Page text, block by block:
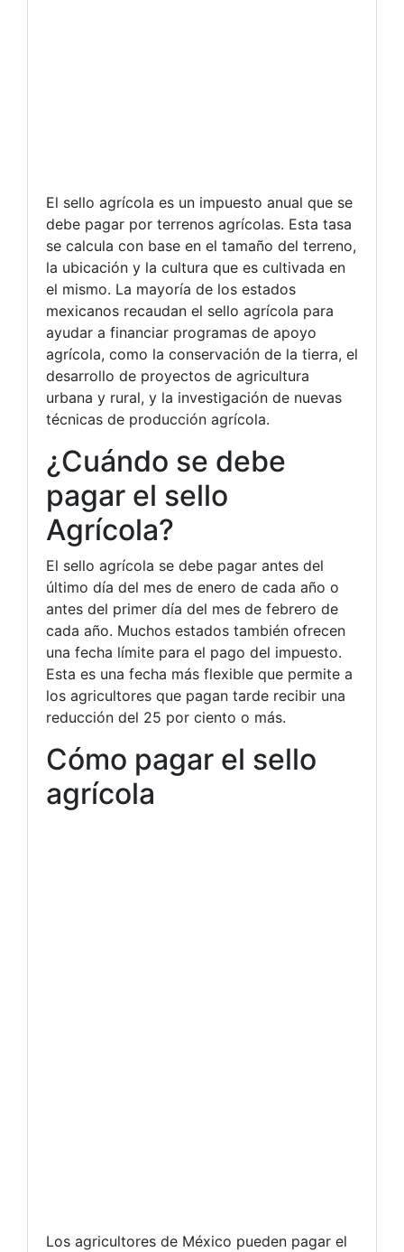
El sello agrícola es un impuesto anual que se
debe pagar por terrenos agrícolas. Esta tasa
se calcula con base en el tamaño del terreno,
la ubicación y la cultura que es cultivada en
el mismo. La mayoría de los estados
mexicanos recaudan el sello agrícola para
ayudar a financiar programas de apoyo
agrícola, como la conservación de la tierra, el
desarrollo de proyectos de agricultura
urbana y rural, y la investigación de nuevas
técnicas de producción agrícola.
¿Cuándo se debe
pagar el sello
Agrícola?
El sello agrícola se debe pagar antes del
último día del mes de enero de cada año o
antes del primer día del mes de febrero de
cada año. Muchos estados también ofrecen
una fecha límite para el pago del impuesto.
Esta es una fecha más flexible que permite a
los agricultores que pagan tarde recibir una
reducción del 25 por ciento o más.
Cómo pagar el sello
agrícola
Los agricultores de México pueden pagar el